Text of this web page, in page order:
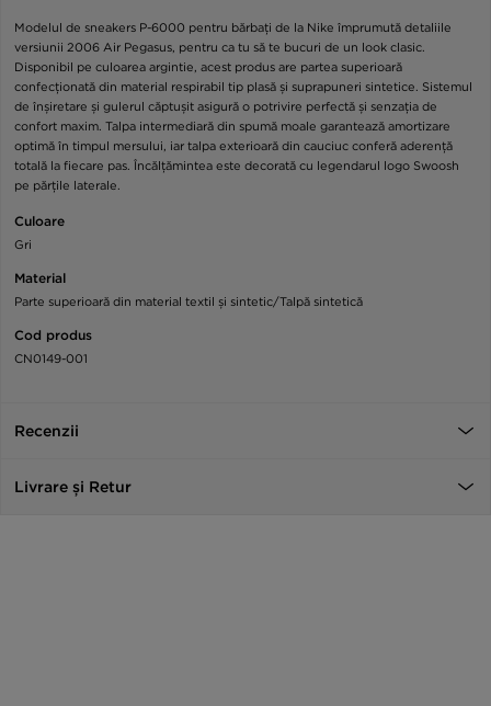
Modelul de sneakers P-6000 pentru bărbați de la Nike împrumută detaliile
versiunii 2006 Air Pegasus, pentru ca tu să te bucuri de un look clasic.
Disponibil pe culoarea argintie, acest produs are partea superioară
confecționată din material respirabil tip plasă și suprapuneri sintetice. Sistemul
de înșiretare și gulerul căptușit asigură o potrivire perfectă și senzația de
confort maxim. Talpa intermediară din spumă moale garantează amortizare
optimă în timpul mersului, iar talpa exterioară din cauciuc conferă aderență
totală la fiecare pas. Încălțămintea este decorată cu legendarul logo Swoosh
pe părțile laterale.
Culoare
Gri
Material
Parte superioară din material textil și sintetic/Talpă sintetică
Cod produs
CN0149-001
Recenzii
Livrare și Retur